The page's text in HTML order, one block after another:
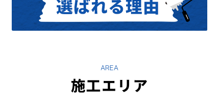
AREA
施工エリア